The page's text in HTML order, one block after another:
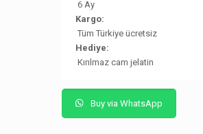
6 Ay
Kargo:
Tüm Türkiye ücretsiz
Hediye:
Kırılmaz cam jelatin
Buy via WhatsApp